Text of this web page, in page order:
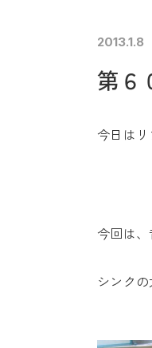
未来に住み継ぐ平
2013.1.8
第６
今日は
今回は
シンク